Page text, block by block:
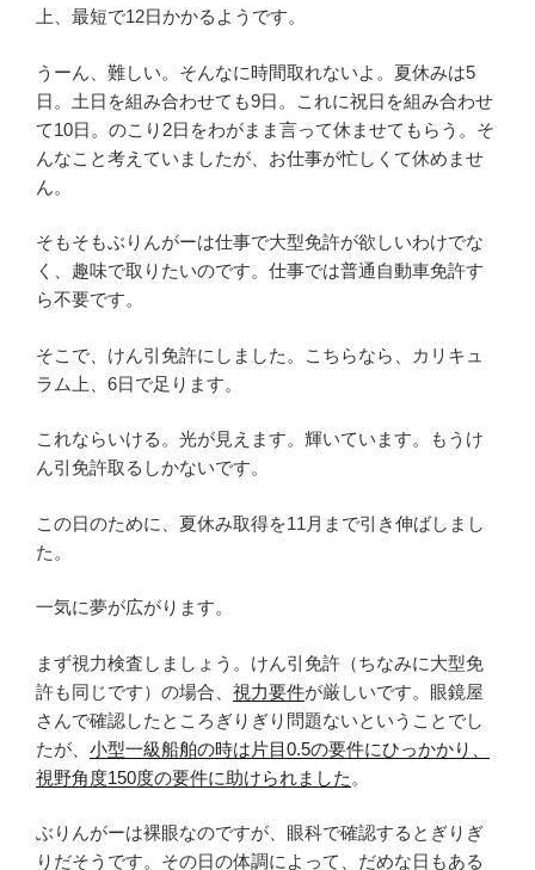
上、最短で12日かかるようです。
うーん、難しい。そんなに時間取れないよ。夏休みは5
日。土日を組み合わせても9日。これに祝日を組み合わせ
て10日。のこり2日をわがまま言って休ませてもらう。そ
んなこと考えていましたが、お仕事が忙しくて休めませ
ん。
そもそもぶりんがーは仕事で大型免許が欲しいわけでな
く、趣味で取りたいのです。仕事では普通自動車免許す
ら不要です。
そこで、けん引免許にしました。こちらなら、カリキュ
ラム上、6日で足ります。
これならいける。光が見えます。輝いています。もうけ
ん引免許取るしかないです。
この日のために、夏休み取得を11月まで引き伸ばしまし
た。
一気に夢が広がります。
まず視力検査しましょう。けん引免許（ちなみに大型免
許も同じです）の場合、 視力要件が厳しいです。眼鏡屋
さんで確認したところぎりぎり問題ないということでし
たが、 小型一級船舶の時は片目0.5の要件にひっかかり、
視野角度150度の要件に助けられました 。
ぶりんがーは裸眼なのですが、眼科で確認するとぎりぎ
りだそうです。その日の体調によって、だめな日もある